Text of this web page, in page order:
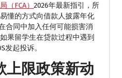
（FCA） 2026年最新指引，所
懂的方式向借款人披露年化
合同中加入任何可能损害消
果留学生在贷款过程中遇到
发起投诉。
上限政策新动